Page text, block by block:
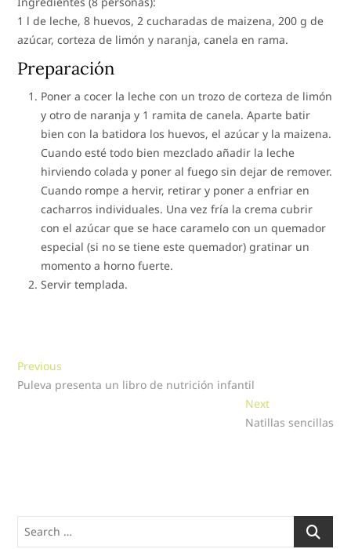
1 l de leche, 8 huevos, 2 cucharadas de maizena, 200 g de
azúcar, corteza de limón y naranja, canela en rama.
Preparación
Poner a cocer la leche con un trozo de corteza de limón
y otro de naranja y 1 ramita de canela. Aparte batir
bien con la batidora los huevos, el azúcar y la maizena.
Cuando esté todo bien mezclado añadir la leche
hirviendo colada y poner al fuego sin dejar de remover.
Cuando rompe a hervir, retirar y poner a enfriar en
cacharros individuales. Una vez fría la crema cubrir
con el azúcar que se hace caramelo con un quemador
especial (si no se tiene este quemador) gratinar un
momento a horno fuerte.
Servir templada.
Navegación
de
Previous
post:
Puleva presenta un libro de nutrición infantil
NextNext
post:
Natillas sencillas
Search